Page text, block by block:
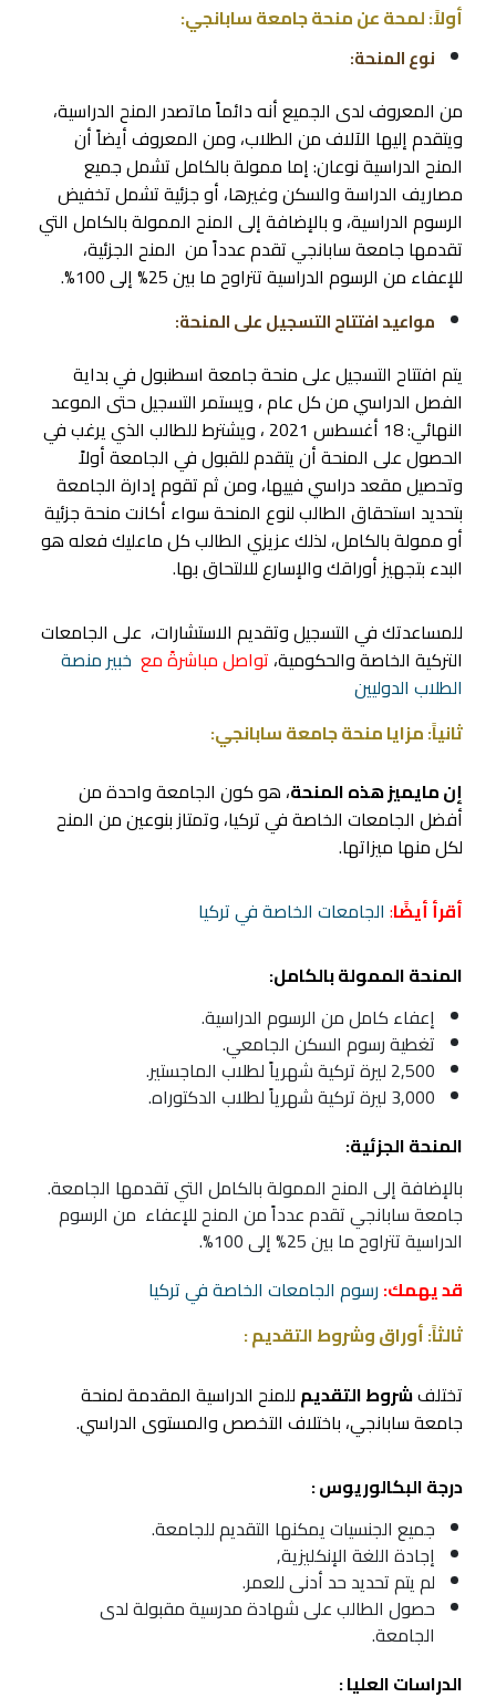
أولاً: لمحة عن منحة جامعة سابانجي:
نوع المنحة:
من المعروف لدى الجميع أنه دائماً ماتصدر المنح الدراسية،
ويتقدم إليها الآلاف من الطلاب، ومن المعروف أيضاً أن
المنح الدراسية نوعان: إما ممولة بالكامل تشمل جميع
مصاريف الدراسة والسكن وغيرها، أو جزئية تشمل تخفيض
الرسوم الدراسية، و بالإضافة إلى المنح الممولة بالكامل التي
تقدمها جامعة سابانجي تقدم عدداً من المنح الجزئية،
للإعفاء من الرسوم الدراسية تتراوح ما بين 25% إلى 100%.
مواعيد افتتاح التسجيل على المنحة:
يتم افتتاح التسجيل على منحة جامعة اسطنبول في بداية
الفصل الدراسي من كل عام ، ويستمر التسجيل حتى الموعد
النهائي: 18 أغسطس 2021 ، ويشترط للطالب الذي يرغب في
الحصول على المنحة أن يتقدم للقبول في الجامعة أولاً
وتحصيل مقعد دراسي فييها، ومن ثم تقوم إدارة الجامعة
بتحديد استحقاق الطالب لنوع المنحة سواء أكانت منحة جزئية
أو ممولة بالكامل، لذلك عزيزي الطالب كل ماعليك فعله هو
البدء بتجهيز أوراقك والإسارع للالتحاق بها.
للمساعدتك في التسجيل وتقديم الاستشارات، على الجامعات
التركية الخاصة والحكومية، تواصل مباشرةً مع خبير منصة
الطلاب الدوليين
ثانياً: مزايا منحة جامعة سابانجي:
إن مايميز هذه المنحة، هو كون الجامعة واحدة من
أفضل الجامعات الخاصة في تركيا، وتمتاز بنوعين من المنح
لكل منها ميزاتها.
أقرأ أيضًا: الجامعات الخاصة في تركيا
المنحة الممولة بالكامل:
إعفاء كامل من الرسوم الدراسية.
تغطية رسوم السكن الجامعي.
2,500 ليرة تركية شهرياً لطلاب الماجستير.
3,000 ليرة تركية شهرياً لطلاب الدكتوراه.
المنحة الجزئية:
بالإضافة إلى المنح الممولة بالكامل التي تقدمها الجامعة.
جامعة سابانجي تقدم عدداً من المنح للإعفاء من الرسوم
الدراسية تتراوح ما بين 25% إلى 100%.
قد يهمك: رسوم الجامعات الخاصة في تركيا
ثالثاً: أوراق وشروط التقديم :
تختلفشروط التقديم للمنح الدراسية المقدمة لمنحة
جامعة سابانجي، باختلاف التخصص والمستوى الدراسي.
درجة البكالوريوس :
جميع الجنسيات يمكنها التقديم للجامعة.
إجادة اللغة الإنكليزية,
لم يتم تحديد حد أدنى للعمر.
حصول الطالب على شهادة مدرسية مقبولة لدى
الجامعة.
الدراسات العليا :